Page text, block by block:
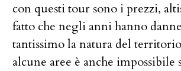
con questi tour sono i prezzi,
fatto che negli anni hanno
tantissimo la natura del
alcune aree è anche impossibile